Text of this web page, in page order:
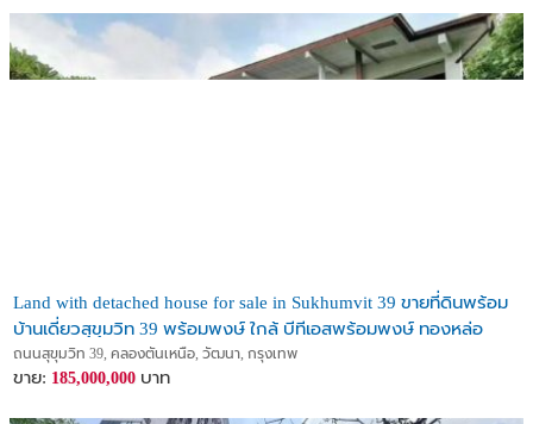
Land with detached house for sale in Sukhumvit 39 ขายที่ดินพร้อม
บ้านเดี่ยวสุขุมวิท 39 พร้อมพงษ์ ใกล้ บีทีเอสพร้อมพงษ์ ทองหล่อ
ถนนสุขุมวิท 39, คลองตันเหนือ, วัฒนา, กรุงเทพ
ขาย: 185,000,000 บาท